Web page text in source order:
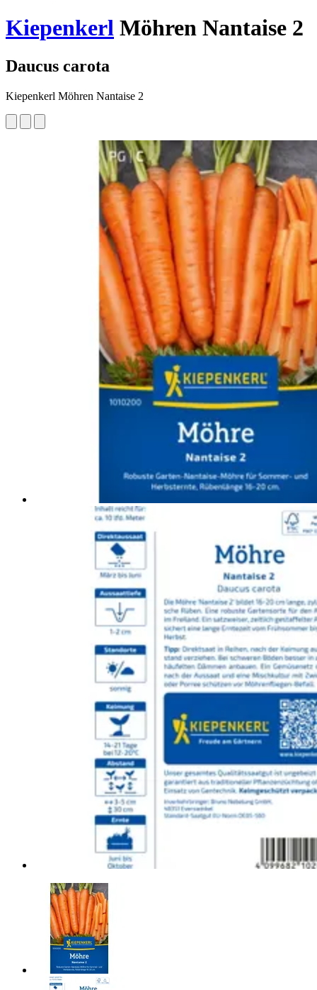
Kiepenkerl Möhren Nantaise 2
Daucus carota
Kiepenkerl Möhren Nantaise 2